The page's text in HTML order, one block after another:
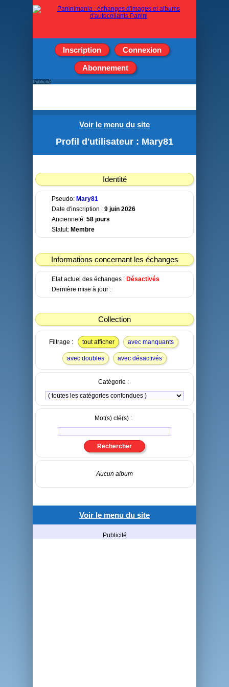
Inscription Connexion
Abonnement
Voir le menu du site
Profil d'utilisateur : Mary81
Identité
Pseudo: Mary81
Date d'inscription : 9 juin 2026
Ancienneté: 58 jours
Statut: Membre
Informations concernant les échanges
Etat actuel des échanges : Désactivés
Dernière mise à jour :
Collection
Filtrage : tout afficher avec manquants
avec doubles avec désactivés
Catégorie :
Mot(s) clé(s) :
Aucun album
Voir le menu du site
Publicité
Publicité